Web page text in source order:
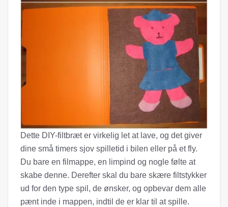
Dette DIY-filtbræt er virkelig let at lave, og det giver
dine små timers sjov spilletid i bilen eller på et fly.
Du bare en filmappe, en limpind og nogle følte at
skabe denne. Derefter skal du bare skære filtstykker
ud for den type spil, de ønsker, og opbevar dem alle
pænt inde i mappen, indtil de er klar til at spille.